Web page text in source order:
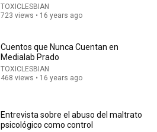
TOXICLESBIAN
723 views • 16 years ago
Cuentos que Nunca Cuentan en
Medialab Prado
TOXICLESBIAN
468 views • 16 years ago
Entrevista sobre el abuso del maltrato
psicológico como control